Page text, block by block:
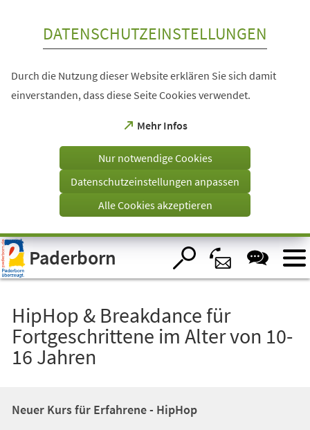
Visuelle
Assistenzsoftware
öffnen.
DATENSCHUTZEINSTELLUNGEN
Durch die Nutzung dieser Website erklären Sie sich damit
einverstanden, dass diese Seite Cookies verwendet.
Mehr Infos
(Öffnet
einem
Tab)
Nur notwendige Cookies
Datenschutzeinstellungen anpassen
Alle Cookies akzeptieren
Paderborn
HipHop & Breakdance für
Fortgeschrittene im Alter von 10-
16 Jahren
Neuer Kurs für Erfahrene - HipHop